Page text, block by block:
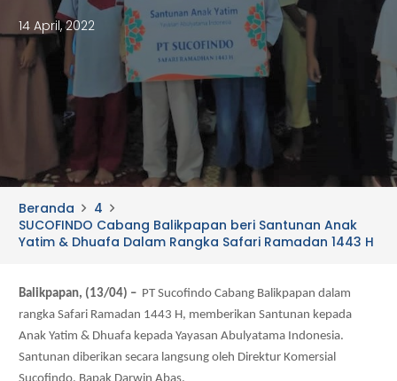
14 April, 2022
Beranda
4
SUCOFINDO Cabang Balikpapan beri Santunan Anak
Yatim & Dhuafa Dalam Rangka Safari Ramadan 1443 H
Balikpapan, (13/04) – PT Sucofindo Cabang Balikpapan dalam
rangka Safari Ramadan 1443 H, memberikan Santunan kepada
Anak Yatim & Dhuafa kepada Yayasan Abulyatama Indonesia.
Santunan diberikan secara langsung oleh Direktur Komersial